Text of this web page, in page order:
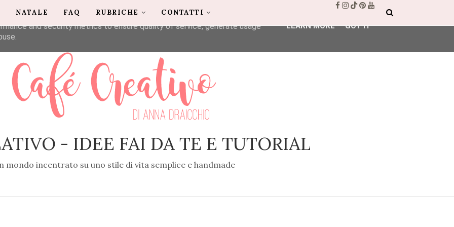
- IDEE FAI DA TE E TUTORIAL
mondo incentrato su uno stile di vita semplice e handmade
NATALE FAQ RUBRICHE CONTATTI
its services and to analyze traffic. Your IP address and user-agent
and security metrics to ensure quality of service, generate usage
LEARN MORE GOT IT